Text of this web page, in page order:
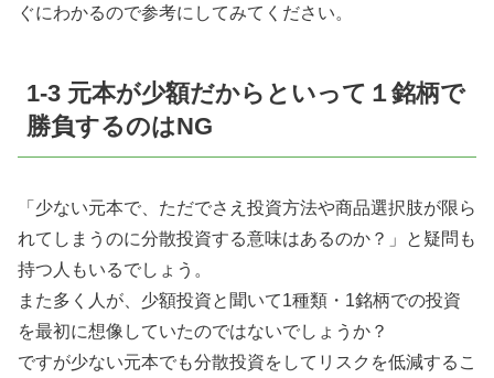
ぐにわかるので参考にしてみてください。
1-3 元本が少額だからといって１銘柄で
勝負するのはNG
「少ない元本で、ただでさえ投資方法や商品選択肢が限ら
れてしまうのに分散投資する意味はあるのか？」と疑問も
持つ人もいるでしょう。
また多く人が、少額投資と聞いて1種類・1銘柄での投資
を最初に想像していたのではないでしょうか？
ですが少ない元本でも分散投資をしてリスクを低減するこ